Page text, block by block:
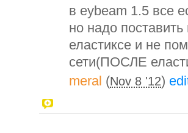
в eybeam 1.5 все
но надо
еластиксе и не
сети(ПОСЛЕ
meral (Nov 8 '12)